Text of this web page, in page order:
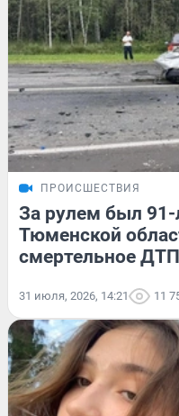
ПРОИСШЕСТВИЯ
За рулем был
Тюменской
смертельное
31 июля, 2026, 14:21 11